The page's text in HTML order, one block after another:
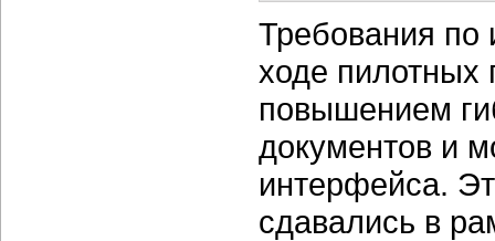
Требования
ходе пилотных
повышением
документов и
интерфейса.
сдавались в